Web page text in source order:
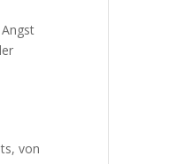
von